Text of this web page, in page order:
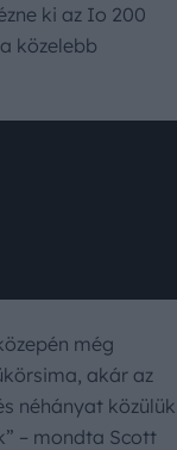
ki az Io 200
közelebb
még
akár az
néhányat közülük
– mondta Scott